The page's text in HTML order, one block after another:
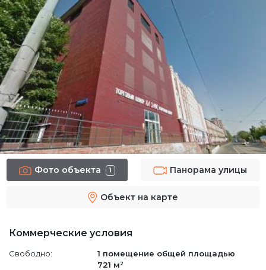
Фото объекта 1 Панорама улицы
Объект на карте
Коммерческие условия
Свободно: 1 помещение общей площадью
721 м²